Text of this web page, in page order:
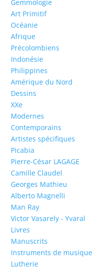
Gemmologie
Art Primitif
Océanie
Afrique
Précolombiens
Indonésie
Philippines
Amérique du Nord
Dessins
XXe
Modernes
Contemporains
Artistes spécifiques
Picabia
Pierre-César LAGAGE
Camille Claudel
Georges Mathieu
Alberto Magnelli
Man Ray
Victor Vasarely - Yvaral
Livres
Manuscrits
Instruments de musique
Lutherie